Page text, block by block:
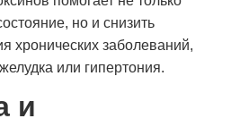
но и снизить
хронических заболеваний,
или гипертония.
и